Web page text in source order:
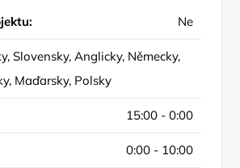
Ne
Slovensky, Anglicky, Německy,
Maďarsky, Polsky
15:00 - 0:00
0:00 - 10:00